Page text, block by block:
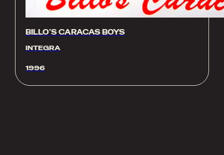
BILLO’S CARACAS BOYS
INTEGRA
1996